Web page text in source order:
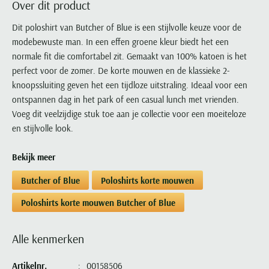
Portofino
Profuomo
R2
Seidensticker
State of Art
Tommy Hilfiger
Vanguard
Populaire kleuren
Wit overhemd heren
Zwart overhemd heren
Groen overhemd heren
PME Legend
Polo Ralph Lauren
Portofino
Profuomo
State of Art
Superdry
Tommy Hilfiger
Grote maten
Grote maten poloshirts
Grote maten herenmode
Populaire kleuren
Witte polo heren
Polo Ralph Lauren
PME Legend
Portofino
Profuomo
State of Art
Superdry
Thomas Maine
Vanguard
William Lockie
Populaire materialen
Merino wol trui
Pierre Cardin
PME Legend
Polo Ralph Lauren
Portofino
Replay
Tommy Hilfiger
Tramarossa
Deals
2e broek voor de helft
Meyer Chicago
Meyer Diego
PME Legend
Polo Ralph Lauren
Portofino
Reset
State of Art
Superdry
Tenson
UBR
Vanguard
Wellington of Billmore
Grote maten jassen
Grote maten winterjassen
Tussenjassen
Bodywarmers
New Zealand
Olymp
Paul & Shark
Polo Ralph Lauren
PME Legend
Profuomo
R2
Superdry
Tenson
Tommy Hilfiger
Vanguard
Lacoste
Ledub
Lyle & Scott
Mac
Maerz
Magnanni
Mason's
Meyer
New Zealand
North 84
Over dit product
Dit poloshirt van Butcher of Blue is een stijlvolle keuze voor de
modebewuste man. In een effen groene kleur biedt het een
normale fit die comfortabel zit. Gemaakt van 100% katoen is het
perfect voor de zomer. De korte mouwen en de klassieke 2-
knoopssluiting geven het een tijdloze uitstraling. Ideaal voor een
ontspannen dag in het park of een casual lunch met vrienden.
Voeg dit veelzijdige stuk toe aan je collectie voor een moeiteloze
en stijlvolle look.
Bekijk meer
Butcher of Blue
Poloshirts korte mouwen
Poloshirts korte mouwen Butcher of Blue
Alle kenmerken
Artikelnr. 00158506